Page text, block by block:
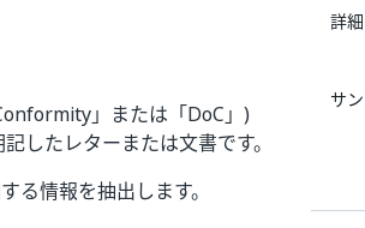
」または「DoC」)
したレターまたは文書です。
る情報を抽出します。
詳細
サ